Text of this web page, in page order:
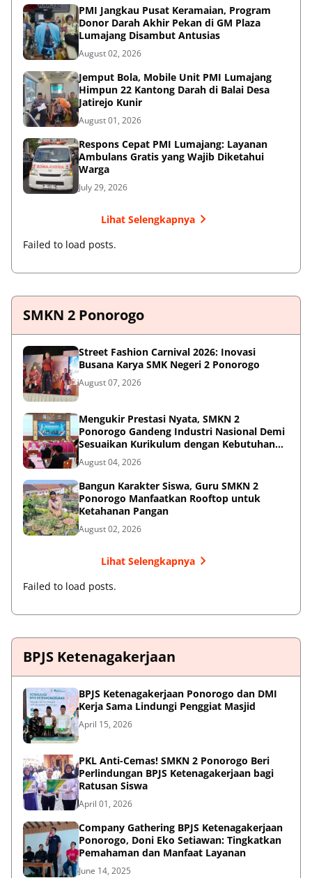
PMI Jangkau Pusat Keramaian, Program
Donor Darah Akhir Pekan di GM Plaza
Lumajang Disambut Antusias
August 02, 2026
Jemput Bola, Mobile Unit PMI Lumajang
Himpun 22 Kantong Darah di Balai Desa
Jatirejo Kunir
August 01, 2026
Respons Cepat PMI Lumajang: Layanan
Ambulans Gratis yang Wajib Diketahui
Warga
July 29, 2026
Lihat Selengkapnya
Failed to load posts.
SMKN 2 Ponorogo
Street Fashion Carnival 2026: Inovasi
Busana Karya SMK Negeri 2 Ponorogo
August 07, 2026
Mengukir Prestasi Nyata, SMKN 2
Ponorogo Gandeng Industri Nasional Demi
Sesuaikan Kurikulum dengan Kebutuhan
Dunia Kerja
August 04, 2026
Bangun Karakter Siswa, Guru SMKN 2
Ponorogo Manfaatkan Rooftop untuk
Ketahanan Pangan
August 02, 2026
Lihat Selengkapnya
Failed to load posts.
BPJS Ketenagakerjaan
BPJS Ketenagakerjaan Ponorogo dan DMI
Kerja Sama Lindungi Penggiat Masjid
April 15, 2026
PKL Anti-Cemas! SMKN 2 Ponorogo Beri
Perlindungan BPJS Ketenagakerjaan bagi
Ratusan Siswa
April 01, 2026
Company Gathering BPJS Ketenagakerjaan
Ponorogo, Doni Eko Setiawan: Tingkatkan
Pemahaman dan Manfaat Layanan
June 14, 2025